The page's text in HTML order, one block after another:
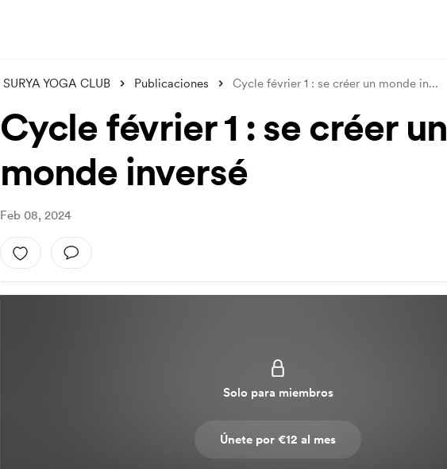
SURYA YOGA CLUB Publicaciones Cycle février 1 : se créer un monde in...
Cycle février 1 : se créer un
monde inversé
Feb 08, 2024
Solo para miembros
Únete por €12 al mes